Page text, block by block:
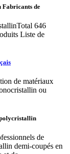
de
646
Liste de
de matériaux
ou
de
demi-coupés en